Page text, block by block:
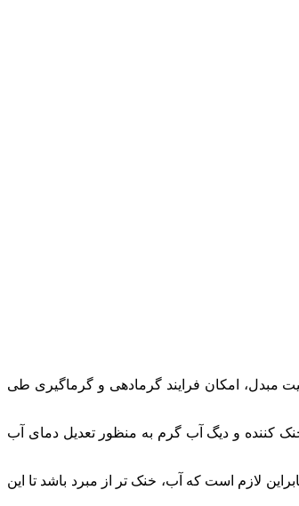
مبدل، امکان فرایند گرمادهی و گرماگیری طی
کننده و دیگ آب گرم به منظور تعدیل دمای آب
لازم است که آب، خنک تر از مبرد باشد تا این